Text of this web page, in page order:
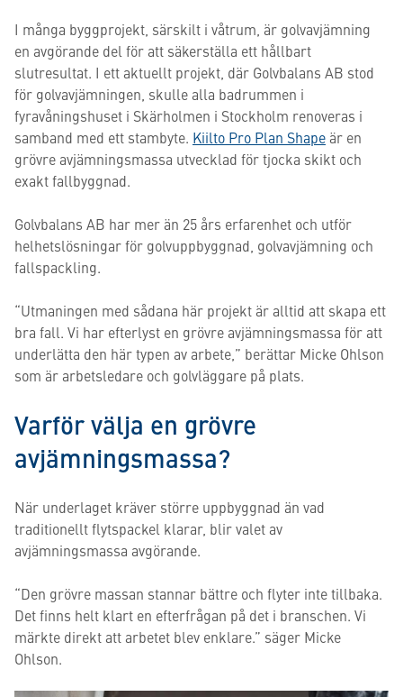
I många byggprojekt, särskilt i våtrum, är golvavjämning
en avgörande del för att säkerställa ett hållbart
slutresultat. I ett aktuellt projekt, där Golvbalans AB stod
för golvavjämningen, skulle alla badrummen i
fyravåningshuset i Skärholmen i Stockholm renoveras i
samband med ett stambyte. Kiilto Pro Plan Shapeär en
grövre avjämningsmassa utvecklad för tjocka skikt och
exakt fallbyggnad.
Golvbalans AB har mer än 25 års erfarenhet och utför
helhetslösningar för golvuppbyggnad, golvavjämning och
fallspackling.
“Utmaningen med sådana här projekt är alltid att skapa ett
bra fall. Vi har efterlyst en grövre avjämningsmassa för att
underlätta den här typen av arbete,” berättar Micke Ohlson
som är arbetsledare och golvläggare på plats.
Varför välja en grövre
avjämningsmassa?
När underlaget kräver större uppbyggnad än vad
traditionellt flytspackel klarar, blir valet av
avjämningsmassa avgörande.
“Den grövre massan stannar bättre och flyter inte tillbaka.
Det finns helt klart en efterfrågan på det i branschen. Vi
märkte direkt att arbetet blev enklare.” säger Micke
Ohlson.